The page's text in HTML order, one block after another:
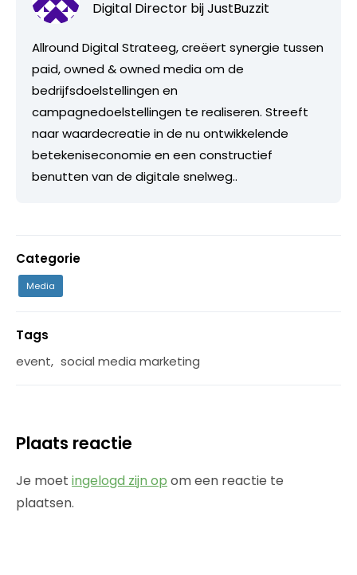
Digital Director bijJustBuzzit
Allround Digital Strateeg, creëert synergie tussen
paid, owned & owned media om de
bedrijfsdoelstellingen en
campagnedoelstellingen te realiseren. Streeft
naar waardecreatie in de nu ontwikkelende
betekeniseconomie en een constructief
benutten van de digitale snelweg..
Categorie
Media
Tags
event, social media marketing
Plaats reactie
Je moet ingelogd zijn op om een reactie te
plaatsen.